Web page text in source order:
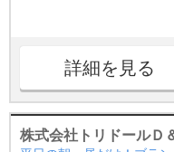
詳細を見る
株式会社トリドール